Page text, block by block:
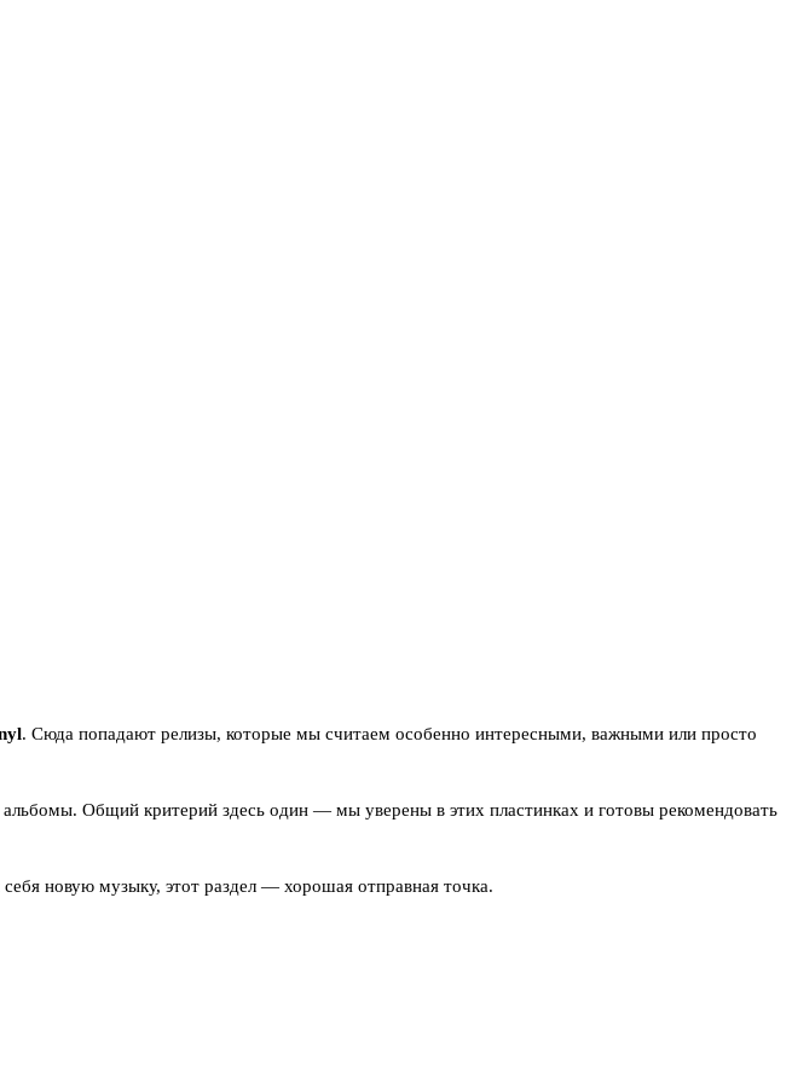
. Сюда попадают релизы, которые мы считаем особенно интересными, важными или просто
Общий критерий здесь один — мы уверены в этих пластинках и готовы рекомендовать
новую музыку, этот раздел — хорошая отправная точка.